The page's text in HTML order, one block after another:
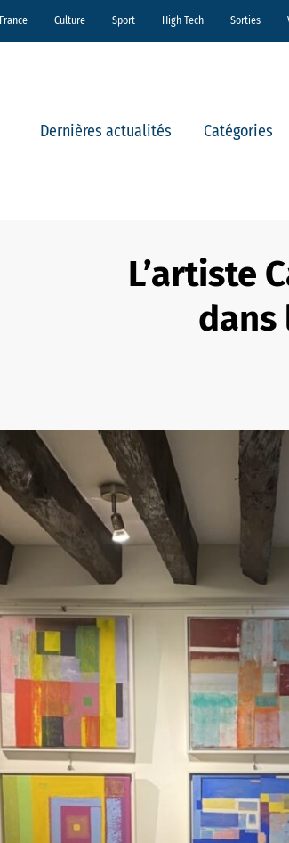
France Culture Sport High Tech Sorties
Dernières actualités Catégories
L’artiste
dans